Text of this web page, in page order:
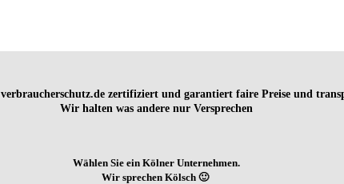
verbraucherschutz.de zertifiziert und garantiert faire Preise und
Wir halten was andere nur Versprechen
Wählen Sie ein Kölner Unternehmen.
Wir sprechen Kölsch 🙂